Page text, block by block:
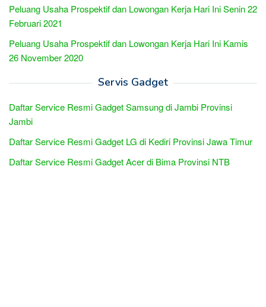
Peluang Usaha Prospektif dan Lowongan Kerja Hari Ini Senin 22
Februari 2021
Peluang Usaha Prospektif dan Lowongan Kerja Hari Ini Kamis
26 November 2020
Servis Gadget
Daftar Service Resmi Gadget Samsung di Jambi Provinsi
Jambi
Daftar Service Resmi Gadget LG di Kediri Provinsi Jawa Timur
Daftar Service Resmi Gadget Acer di Bima Provinsi NTB